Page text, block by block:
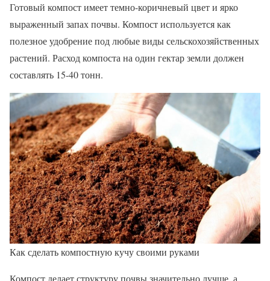
Готовый компост имеет темно-коричневый цвет и ярко
выраженный запах почвы. Компост используется как
полезное удобрение под любые виды сельскохозяйственных
растений. Расход компоста на один гектар земли должен
составлять 15-40 тонн.
Как сделать компостную кучу своими руками
Компост делает структуру почвы значительно лучше, а